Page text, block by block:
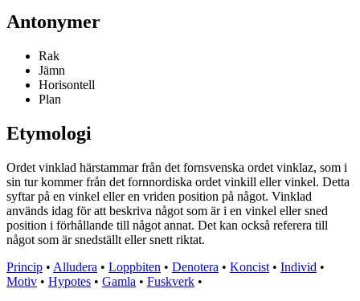
Antonymer
Rak
Jämn
Horisontell
Plan
Etymologi
Ordet vinklad härstammar från det fornsvenska ordet vinklaz, som i
sin tur kommer från det fornnordiska ordet vinkill eller vinkel. Detta
syftar på en vinkel eller en vriden position på något. Vinklad
används idag för att beskriva något som är i en vinkel eller sned
position i förhållande till något annat. Det kan också referera till
något som är snedställt eller snett riktat.
Princip • Alludera • Loppbiten • Denotera • Koncist • Individ •
Motiv • Hypotes • Gamla • Fuskverk •